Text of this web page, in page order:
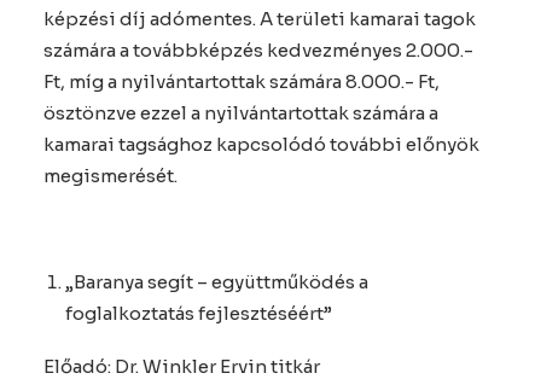
képzési díj adómentes. A területi kamarai tagok
számára a továbbképzés kedvezményes 2.000.-
Ft, míg a nyilvántartottak számára 8.000.- Ft,
ösztönzve ezzel a nyilvántartottak számára a
kamarai tagsághoz kapcsolódó további előnyök
megismerését.
„Baranya segít – együttműködés a
foglalkoztatás fejlesztéséért”
Előadó: Dr. Winkler Ervin titkár